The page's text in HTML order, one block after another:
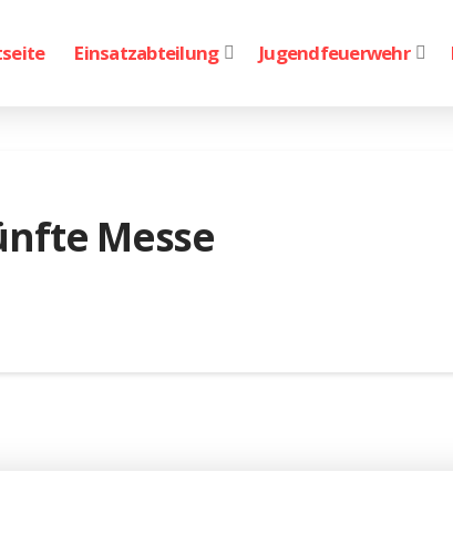
Einsatzabteilung Jugendfeuerwehr
Messe